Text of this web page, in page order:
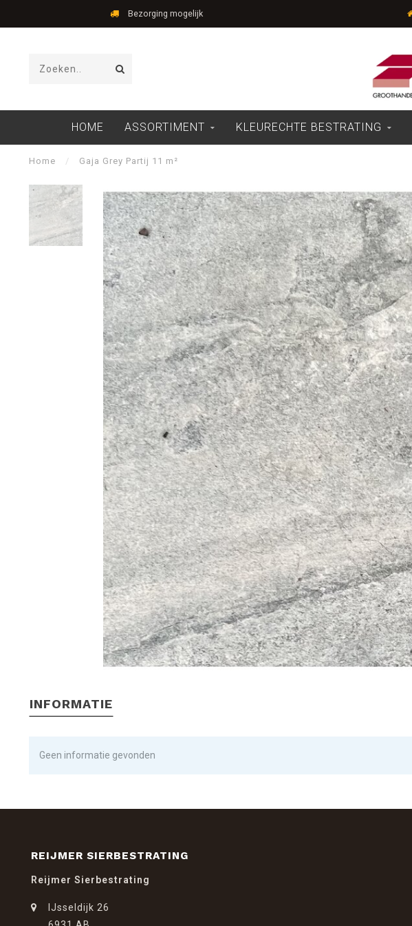
Bezorging mogelijk
HOME ASSORTIMENT KLEURECHTE BESTRATING
Home / Gaja Grey Partij 11 m²
INFORMATIE
Geen informatie gevonden
REIJMER SIERBESTRATING
Reijmer Sierbestrating
IJsseldijk 26